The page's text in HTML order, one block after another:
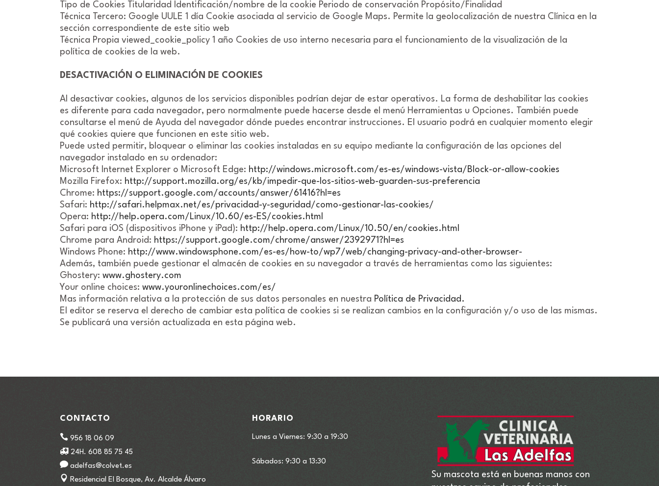
Tipo de Cookies Titularidad Identificación/nombre de la cookie Periodo de conservación Propósito/Finalidad
Técnica Tercero: Google UULE 1 día Cookie asociada al servicio de Google Maps. Permite la geolocalización de nuestra Clínica en la
sección correspondiente de este sitio web
Técnica Propia viewed_cookie_policy 1 año Cookies de uso interno necesaria para el funcionamiento de la visualización de la
política de cookies de la web.
DESACTIVACIÓN O ELIMINACIÓN DE COOKIES
Al desactivar cookies, algunos de los servicios disponibles podrían dejar de estar operativos. La forma de deshabilitar las cookies
es diferente para cada navegador, pero normalmente puede hacerse desde el menú Herramientas u Opciones. También puede
consultarse el menú de Ayuda del navegador dónde puedes encontrar instrucciones. El usuario podrá en cualquier momento elegir
qué cookies quiere que funcionen en este sitio web.
Puede usted permitir, bloquear o eliminar las cookies instaladas en su equipo mediante la configuración de las opciones del
navegador instalado en su ordenador:
Microsoft Internet Explorer o Microsoft Edge: http://windows.microsoft.com/es-es/windows-vista/Block-or-allow-cookies
Mozilla Firefox: http://support.mozilla.org/es/kb/impedir-que-los-sitios-web-guarden-sus-preferencia
Chrome: https://support.google.com/accounts/answer/61416?hl=es
Safari: http://safari.helpmax.net/es/privacidad-y-seguridad/como-gestionar-las-cookies/
Opera: http://help.opera.com/Linux/10.60/es-ES/cookies.html
Safari para iOS (dispositivos iPhone y iPad): http://help.opera.com/Linux/10.50/en/cookies.html
Chrome para Android: https://support.google.com/chrome/answer/2392971?hl=es
Windows Phone: http://www.windowsphone.com/es-es/how-to/wp7/web/changing-privacy-and-other-browser-
Además, también puede gestionar el almacén de cookies en su navegador a través de herramientas como las siguientes:
Ghostery: www.ghostery.com
Your online choices: www.youronlinechoices.com/es/
Mas información relativa a la protección de sus datos personales en nuestra Política de Privacidad.
El editor se reserva el derecho de cambiar esta política de cookies si se realizan cambios en la configuración y/o uso de las mismas.
Se publicará una versión actualizada en esta página web.
CONTACTO
956 18 06 09
24H. 608 85 75 45
adelfas@colvet.es
Residencial El Bosque, Av. Alcalde Álvaro
HORARIO
Lunes a Viernes: 9:30 a 19:30
Sábados: 9:30 a 13:30
Su mascota está en buenas manos con